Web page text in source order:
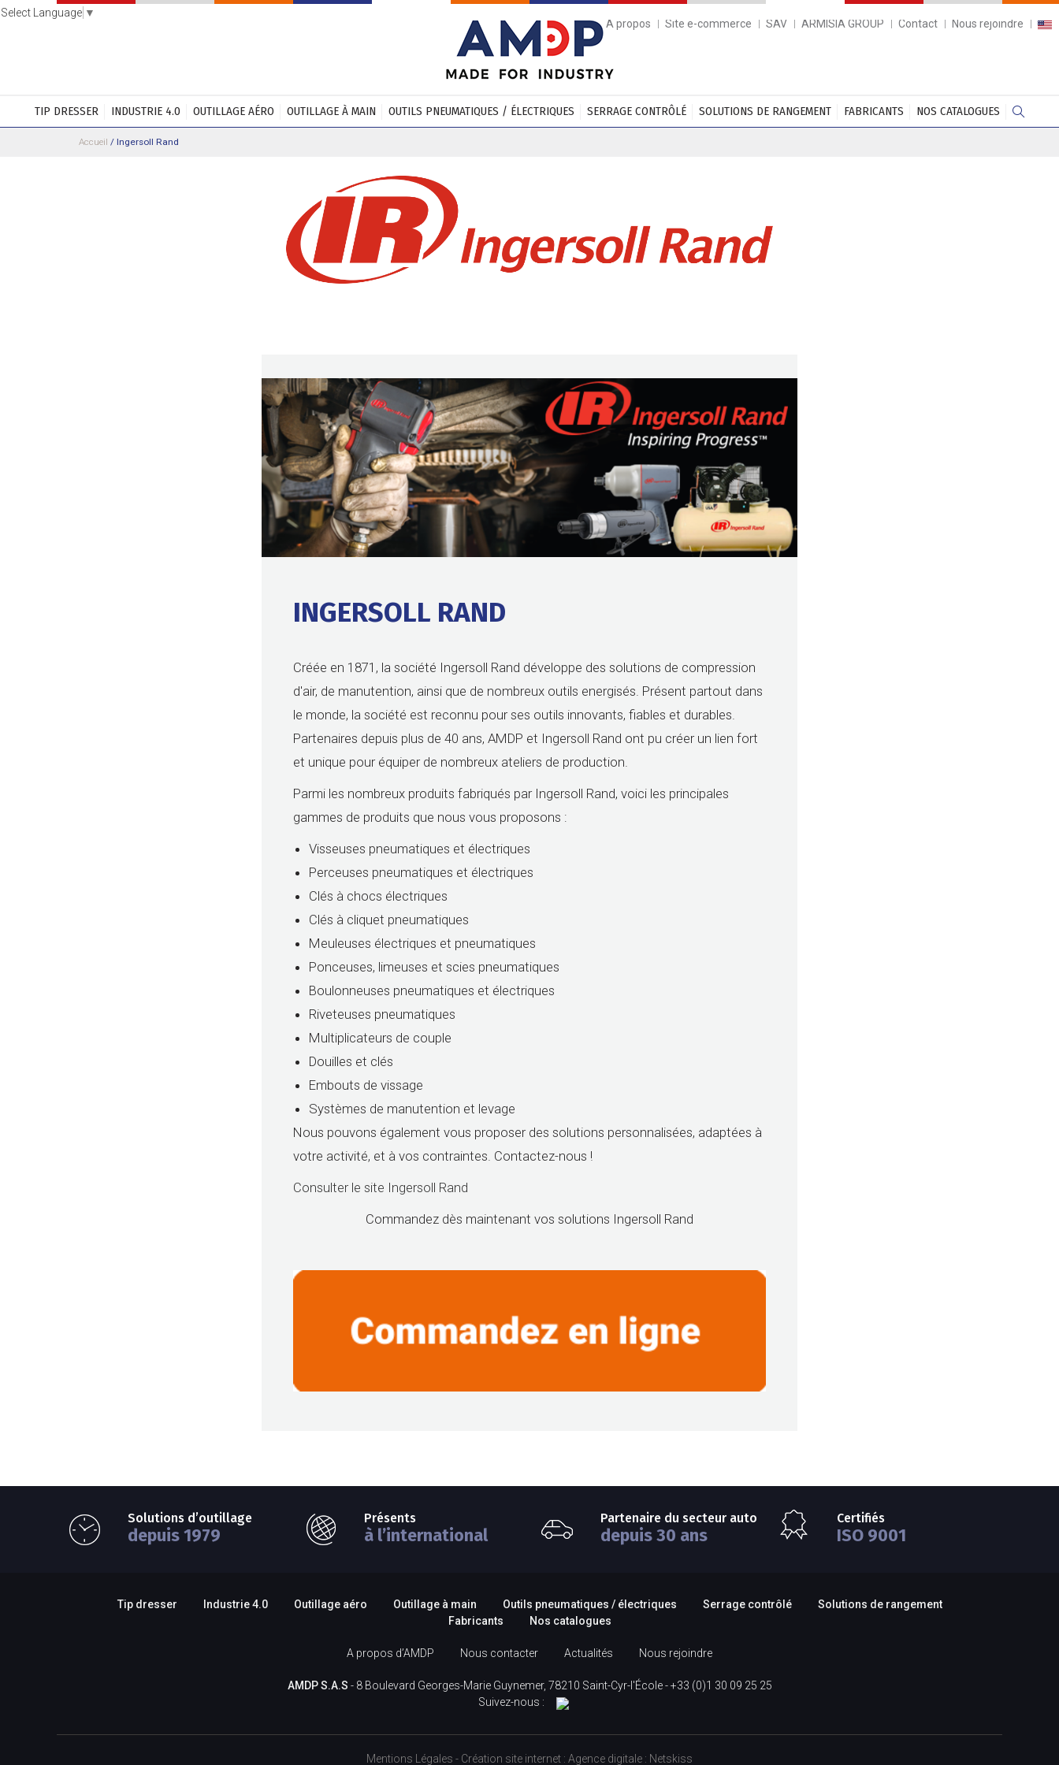
Select Language ▼
A propos
Site e-commerce SAV ARMISIA GROUP Contact Nous rejoindre
TIP DRESSER INDUSTRIE 4.0 OUTILLAGE AÉRO OUTILLAGE À MAIN OUTILS PNEUMATIQUES / ÉLECTRIQUES SERRAGE CONTRÔLÉ SOLUTIONS DE RANGEMENT FABRICANTS NOS CATALOGUES
Accueil / Ingersoll Rand
INGERSOLL RAND
Créée en 1871, la société Ingersoll Rand développe des solutions de compression
d'air, de manutention, ainsi que de nombreux outils energisés. Présent partout dans
le monde, la société est reconnu pour ses outils innovants, fiables et durables.
Partenaires depuis plus de 40 ans, AMDP et Ingersoll Rand ont pu créer un lien fort
et unique pour équiper de nombreux ateliers de production.
Parmi les nombreux produits fabriqués par Ingersoll Rand, voici les principales
gammes de produits que nous vous proposons :
Visseuses pneumatiques et électriques
Perceuses pneumatiques et électriques
Clés à chocs électriques
Clés à cliquet pneumatiques
Meuleuses électriques et pneumatiques
Ponceuses, limeuses et scies pneumatiques
Boulonneuses pneumatiques et électriques
Riveteuses pneumatiques
Multiplicateurs de couple
Douilles et clés
Embouts de vissage
Systèmes de manutention et levage
Nous pouvons également vous proposer des solutions personnalisées, adaptées à
votre activité, et à vos contraintes. Contactez-nous !
Consulter le site Ingersoll Rand
Commandez dès maintenant vos solutions Ingersoll Rand
Solutions d’outillage
depuis 1979
Présents
à l’international
Partenaire du secteur auto
depuis 30 ans
Certifiés
ISO 9001
Tip dresser Industrie 4.0 Outillage aéro Outillage à main Outils pneumatiques / électriques Serrage contrôlé
Solutions de rangement
Fabricants
Nos catalogues
A propos d’AMDP Nous contacter Actualités Nous rejoindre
AMDP S.A.S - 8 Boulevard Georges-Marie Guynemer, 78210 Saint-Cyr-l'École -+33 (0)1 30 09 25 25
Suivez-nous :
Mentions Légales - Création site internet : Agence digitale : Netskiss